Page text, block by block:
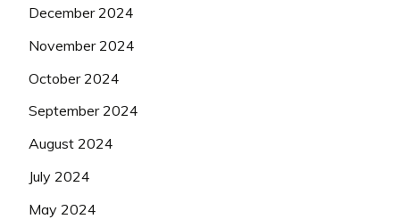
December 2024
November 2024
October 2024
September 2024
August 2024
July 2024
May 2024